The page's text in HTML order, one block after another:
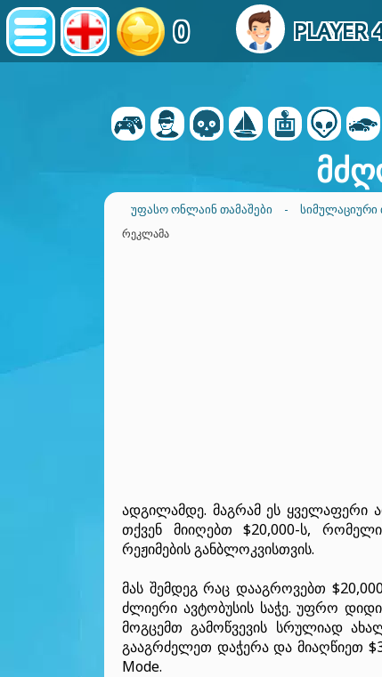
0 PLAYER
ᲣᲤᲐᲡᲝ ᲝᲜᲚᲐᲘᲜ ᲗᲐᲛᲐᲨᲔᲑᲘ - ᲡᲘᲛᲣᲚᲐᲪᲘᲣᲠᲘ
ᲠᲔᲙᲚᲐᲛᲐ
ადგილამდე. მაგრამ ეს ყველაფერი
თქვენ მიიღებთ $20,000-ს,
რეჟიმების განბლოკვისთვის.
მას შემდეგ რაც დააგროვებთ
ძლიერი ავტობუსის საჭე. უფრო
მოგცემთ გამოწვევის სრულიად
გააგრძელეთ დაჭერა და მიაღწიეთ
Mode.